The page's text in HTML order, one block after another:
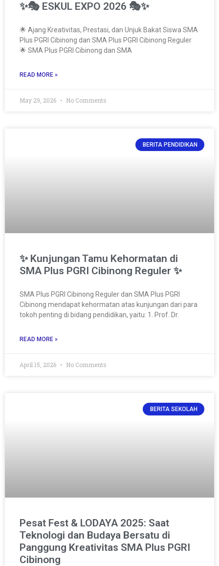
✨🎭 ESKUL EXPO 2026 🎭✨
🌟 Ajang Kreativitas, Prestasi, dan Unjuk Bakat Siswa SMA
Plus PGRI Cibinong dan SMA Plus PGRI Cibinong Reguler
🌟 SMA Plus PGRI Cibinong dan SMA
READ MORE »
May 29, 2026 No Comments
BERITA PENDIDIKAN
✨ Kunjungan Tamu Kehormatan di
SMA Plus PGRI Cibinong Reguler ✨
SMA Plus PGRI Cibinong Reguler dan SMA Plus PGRI
Cibinong mendapat kehormatan atas kunjungan dari para
tokoh penting di bidang pendidikan, yaitu: 1. Prof. Dr.
READ MORE »
April 15, 2026 No Comments
BERITA SEKOLAH
Pesat Fest & LODAYA 2025: Saat
Teknologi dan Budaya Bersatu di
Panggung Kreativitas SMA Plus PGRI
Cibinong